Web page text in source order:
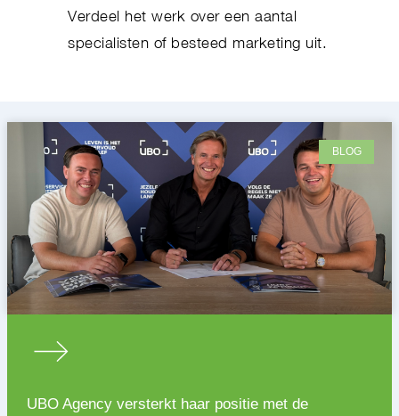
Verdeel het werk over een aantal
specialisten of besteed marketing uit.
BLOG
UBO Agency versterkt haar positie met de